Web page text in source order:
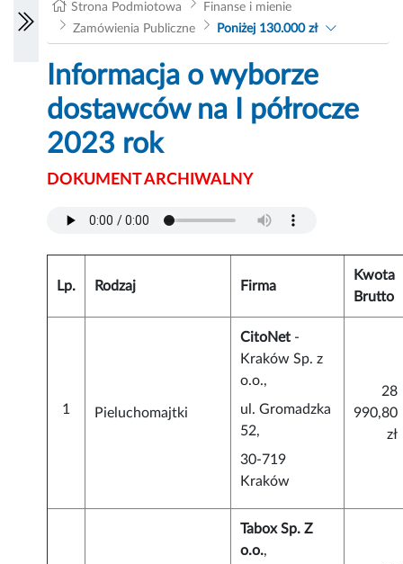
Strona Podmiotowa
Finanse i mienie
Zamówienia Publiczne
Poniżej 130.000 zł
Informacja o wyborze
dostawców na I półrocze
2023 rok
DOKUMENT ARCHIWALNY
Lp. Rodzaj Firma
Kwota
Brutto
1 Pieluchomajtki
CitoNet -
Kraków Sp. z
o.o.,
ul. Gromadzka
52,
30-719
Kraków
28
990,80
zł
Tabox Sp. Z
o.o.,